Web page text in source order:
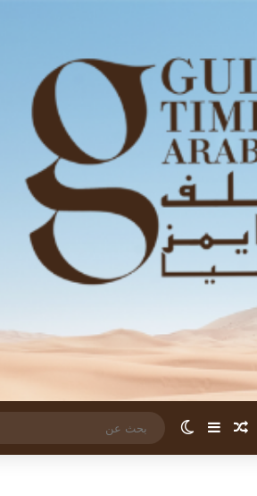
تسجيل الدخول
مقال عشوائي
إضافة عمود جانبي
الوضع المظلم